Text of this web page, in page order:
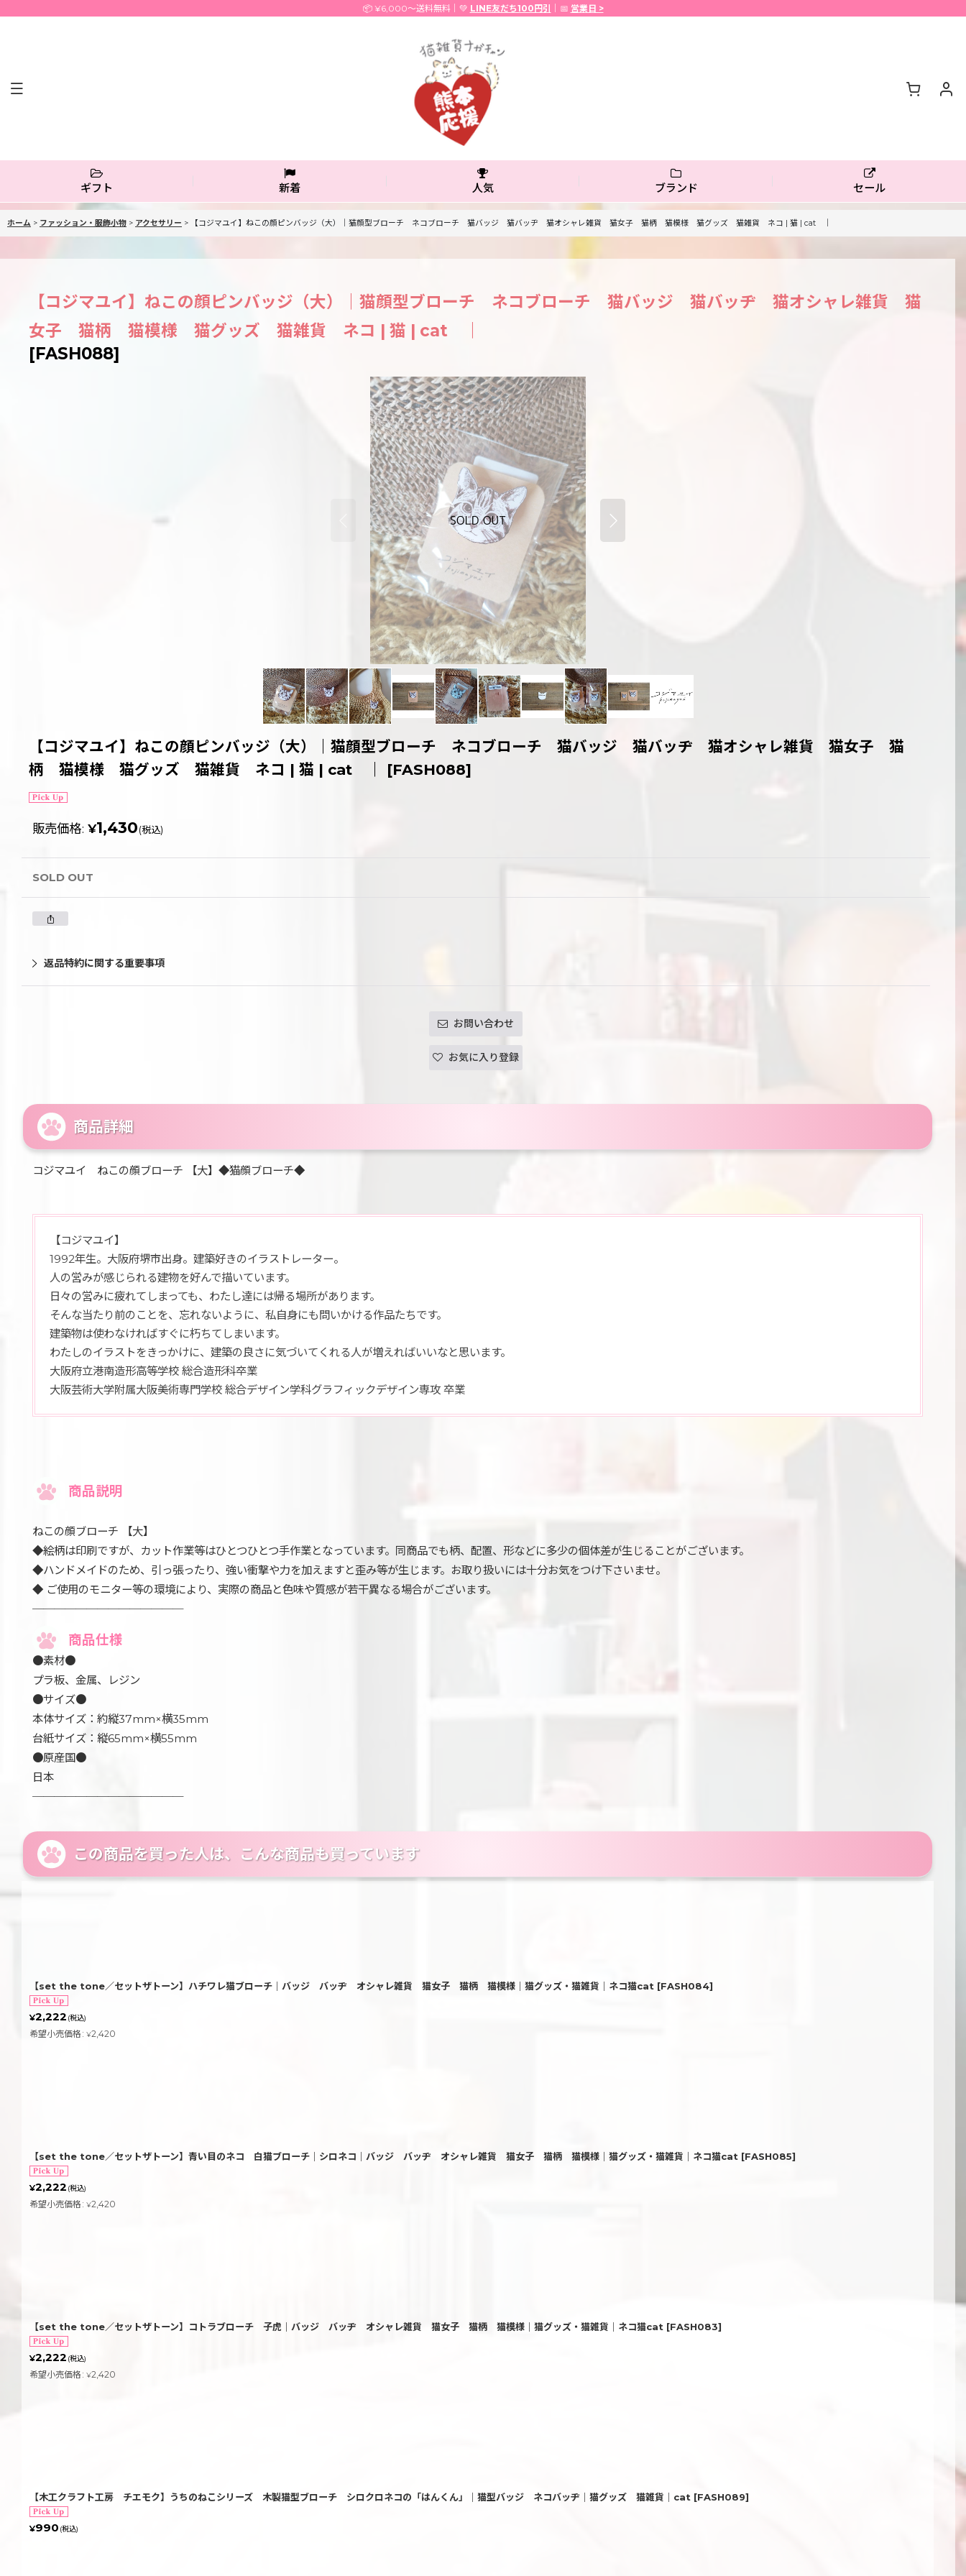
📦 ¥6,000〜送料無料｜💚 LINE友だち100円引 ｜📅 営業日 >
ギフト 新着 人気 ブランド セール
ホーム > ファッション・服飾小物 > アクセサリー > 【コジマユイ】ねこの顔ピンバッジ（大）｜猫顔型ブローチ ネコブローチ 猫バッジ 猫バッヂ 猫オシャレ雑貨 猫女子 猫柄 猫模様 猫グッズ 猫雑貨 ネコ | 猫 | cat ｜
【コジマユイ】ねこの顔ピンバッジ（大）｜猫顔型ブローチ ネコブローチ 猫バッジ 猫バッヂ 猫オシャレ雑貨 猫
女子 猫柄 猫模様 猫グッズ 猫雑貨 ネコ | 猫 | cat ｜
[FASH088]
【コジマユイ】ねこの顔ピンバッジ（大）｜猫顔型ブローチ ネコブローチ 猫バッジ 猫バッヂ 猫オシャレ雑貨 猫女子 猫
柄 猫模様 猫グッズ 猫雑貨 ネコ | 猫 | cat ｜
[FASH088]
販売価格: ¥1,430(税込)
SOLD OUT
返品特約に関する重要事項
お問い合わせ
お気に入り登録
商品詳細
コジマユイ ねこの顔ブローチ 【大】◆猫顔ブローチ◆
【コジマユイ】
1992年生。大阪府堺市出身。建築好きのイラストレーター。
人の営みが感じられる建物を好んで描いています。
日々の営みに疲れてしまっても、わたし達には帰る場所があります。
そんな当たり前のことを、忘れないように、私自身にも問いかける作品たちです。
建築物は使わなければすぐに朽ちてしまいます。
わたしのイラストをきっかけに、建築の良さに気づいてくれる人が増えればいいなと思います。
大阪府立港南造形高等学校 総合造形科卒業
大阪芸術大学附属大阪美術専門学校 総合デザイン学科グラフィックデザイン専攻 卒業
商品説明
ねこの顔ブローチ 【大】
◆絵柄は印刷ですが、カット作業等はひとつひとつ手作業となっています。同商品でも柄、配置、形などに多少の個体差が生じることがございます。
◆ハンドメイドのため、引っ張ったり、強い衝撃や力を加えますと歪み等が生じます。お取り扱いには十分お気をつけ下さいませ。
◆ ご使用のモニター等の環境により、実際の商品と色味や質感が若干異なる場合がございます。
──────────────
商品仕様
●素材●
プラ板、金属、レジン
●サイズ●
本体サイズ：約縦37mm×横35mm
台紙サイズ：縦65mm×横55mm
●原産国●
日本
──────────────
この商品を買った人は、こんな商品も買っています
【set the tone／セットザトーン】ハチワレ猫ブローチ｜バッジ バッヂ オシャレ雑貨 猫女子 猫柄 猫模様｜猫グッズ・猫雑貨｜ネコ猫cat [FASH084]
¥2,222 (税込)
希望小売価格 : ¥2,420
【set the tone／セットザトーン】青い目のネコ 白猫ブローチ｜シロネコ｜バッジ バッヂ オシャレ雑貨 猫女子 猫柄 猫模様｜猫グッズ・猫雑貨｜ネコ猫cat [FASH085]
¥2,222 (税込)
希望小売価格 : ¥2,420
【set the tone／セットザトーン】コトラブローチ 子虎｜バッジ バッヂ オシャレ雑貨 猫女子 猫柄 猫模様｜猫グッズ・猫雑貨｜ネコ猫cat [FASH083]
¥2,222 (税込)
希望小売価格 : ¥2,420
【木工クラフト工房 チエモク】うちのねこシリーズ 木製猫型ブローチ シロクロネコの「はんくん」｜猫型バッジ ネコバッヂ｜猫グッズ 猫雑貨｜cat [FASH089]
¥990 (税込)